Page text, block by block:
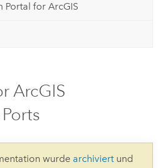
Portal for ArcGIS
ArcGIS
wurde archiviertund